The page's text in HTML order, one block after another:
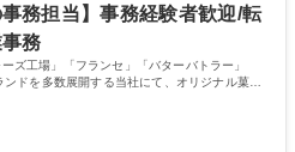
務担当】事務経験者歓迎/転
務
ズ工場」「フランセ」「バターバトラー」
ドを多数展開する当社にて、オリジナル菓子
す。